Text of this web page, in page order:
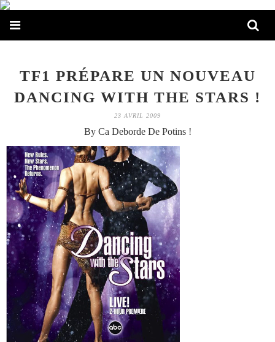
TF1 PRÉPARE UN NOUVEAU
DANCING WITH THE STARS !
23 AVRIL 2009
By Ca Deborde De Potins !